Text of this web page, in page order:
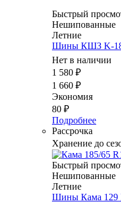
Быстрый
Нешипованные
Летние
Шины КШЗ K-
Нет в наличии
1 580 ₽
1 660 ₽
Экономия
80 ₽
Подробнее
Рассрочка
Хранение до
Быстрый
Нешипованные
Летние
Шины Кама 129